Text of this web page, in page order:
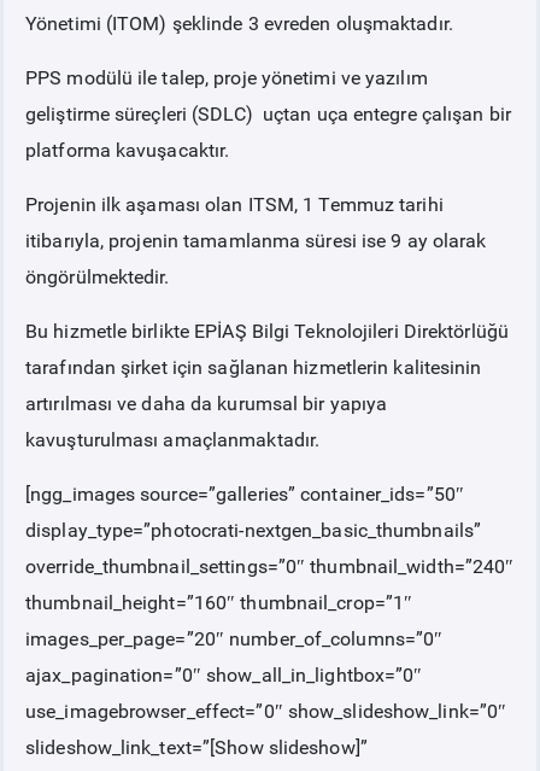
BT HİZMET YÖNETİM SİSTEMİ POLİTİKAMIZ
Yönetimi (ITOM) şeklinde 3 evreden oluşmaktadır.
PPS modülü ile talep, proje yönetimi ve yazılım
geliştirme süreçleri (SDLC) uçtan uça entegre çalışan bir
platforma kavuşacaktır.
Projenin ilk aşaması olan ITSM, 1 Temmuz tarihi
itibarıyla, projenin tamamlanma süresi ise 9 ay olarak
öngörülmektedir.
Bu hizmetle birlikte EPİAŞ Bilgi Teknolojileri Direktörlüğü
tarafından şirket için sağlanan hizmetlerin kalitesinin
artırılması ve daha da kurumsal bir yapıya
kavuşturulması amaçlanmaktadır.
[ngg_images source=”galleries” container_ids=”50″
display_type=”photocrati-nextgen_basic_thumbnails”
override_thumbnail_settings=”0″ thumbnail_width=”240″
thumbnail_height=”160″ thumbnail_crop=”1″
images_per_page=”20″ number_of_columns=”0″
ajax_pagination=”0″ show_all_in_lightbox=”0″
use_imagebrowser_effect=”0″ show_slideshow_link=”0″
slideshow_link_text=”[Show slideshow]”